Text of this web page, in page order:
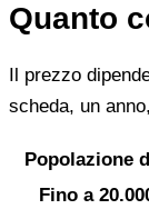
Quanto
Il prezzo
scheda, un
Popolazione
Fino a